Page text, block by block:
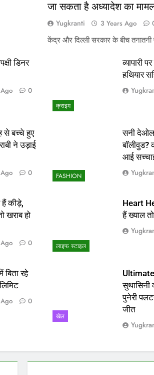
जा सकता है अध्यादेश का
Yugkranti 3 Years Ago
केंद्र और दिल्ली सरकार के बीच
डिनर
0
क्राइम
व्यापारी
हथियार
से बच्चे हुए
ने उड़ाई
0 FASHION
सनी देओल
बॉलीवुड?
आई
कीड़े,
खराब हो
0 लाइफ स्टाइल
Heart
हैं ख्याल
बिता रहे
0
खेल
सुथासिनी
पुनेरी
जीत